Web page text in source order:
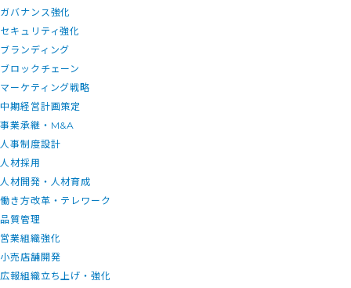
ガバナンス強化
セキュリティ強化
ブランディング
ブロックチェーン
マーケティング戦略
中期経営計画策定
事業承継・M&A
人事制度設計
人材採用
人材開発・人材育成
働き方改革・テレワーク
品質管理
営業組織強化
小売店舗開発
広報組織立ち上げ・強化